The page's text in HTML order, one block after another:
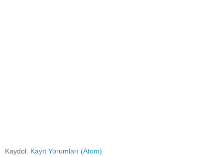
Kaydol: Kayıt Yorumları (Atom)